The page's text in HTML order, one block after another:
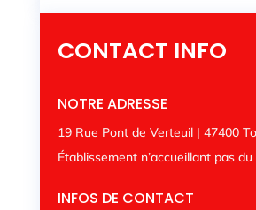
CONTACT INFO
NOTRE ADRESSE
19 Rue Pont de Verteuil | 47400
Établissement n’accueillant pas du
INFOS DE CONTACT